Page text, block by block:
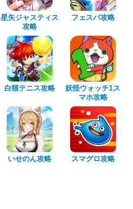
星矢ジャスティス
攻略
フェスバ攻略
白猫テニス攻略
妖怪ウォッチ1ス
マホ攻略
いせのん攻略 スマグロ攻略